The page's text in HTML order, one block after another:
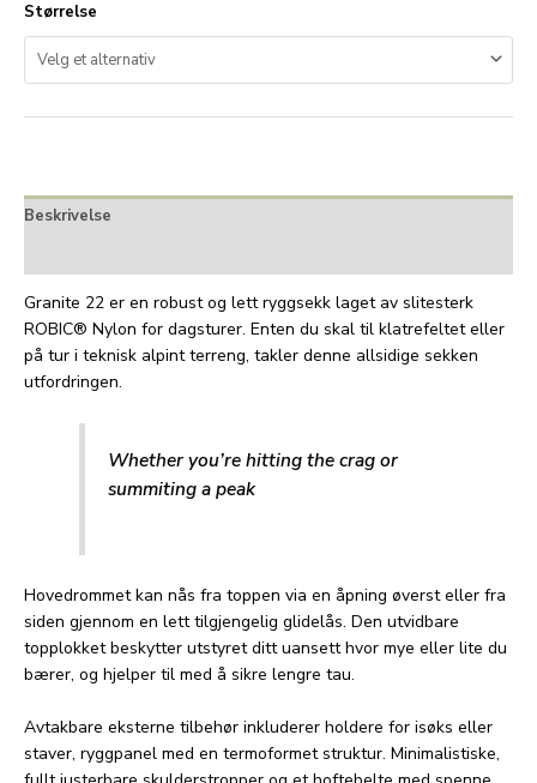
Størrelse
Beskrivelse
Granite 22 er en robust og lett ryggsekk laget av slitesterk
ROBIC® Nylon for dagsturer. Enten du skal til klatrefeltet eller
på tur i teknisk alpint terreng, takler denne allsidige sekken
utfordringen.
Whether you’re hitting the crag or
summiting a peak
Hovedrommet kan nås fra toppen via en åpning øverst eller fra
siden gjennom en lett tilgjengelig glidelås. Den utvidbare
topplokket beskytter utstyret ditt uansett hvor mye eller lite du
bærer, og hjelper til med å sikre lengre tau.
Avtakbare eksterne tilbehør inkluderer holdere for isøks eller
staver, ryggpanel med en termoformet struktur. Minimalistiske,